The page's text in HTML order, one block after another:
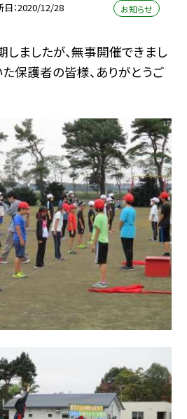
日 2020/12/28 お知らせ
ましたが、無事開催できまし
保護者の皆様、ありがとうご